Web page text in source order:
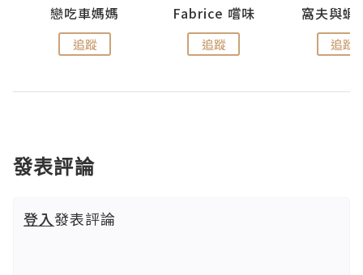
戀吃車媽媽
追蹤
Fabrice 嚐味
追蹤
窩夫與蝦
追蹤
發表評論
登入發表評論